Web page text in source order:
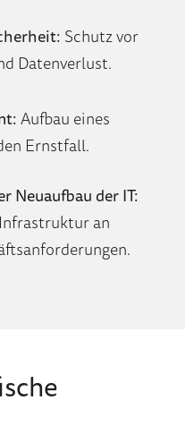
Schutz vor
Datenverlust.
Aufbau eines
Ernstfall.
Neuaufbau der IT:
an